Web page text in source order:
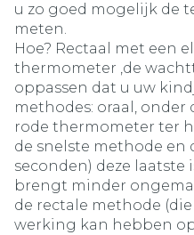
u zo goed mogelijk de
meten.
Hoe? Rectaal met een
thermometer ,de
oppassen dat u uw
methodes: oraal, onder
rode thermometer ter
de snelste methode en
seconden) deze laatste
brengt minder
de rectale methode
werking kan hebben